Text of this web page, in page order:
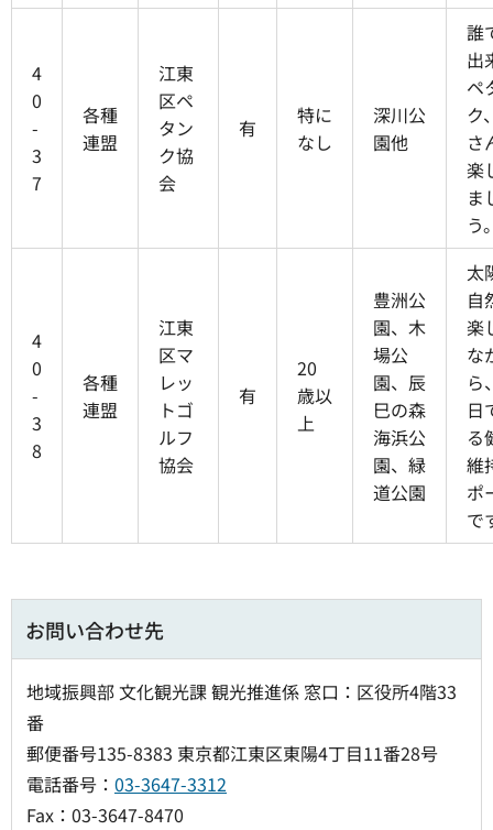
4
0
-
3
7
各種
連盟
江東
区ペ
タン
ク協
会
有
特に
なし
深川公
園他
誰
出
ペ
ク
さ
楽
ま
う
4
0
-
3
8
各種
連盟
江東
区マ
レッ
トゴ
ルフ
協会
有
20
歳以
上
豊洲公
園、木
場公
園、辰
巳の森
海浜公
園、緑
道公園
太
自
楽
な
ら
日
る
維
ポ
で
お問い合わせ先
地域振興部 文化観光課 観光推進係 窓口：区役所4階33
番
郵便番号135-8383 東京都江東区東陽4丁目11番28号
電話番号： 03-3647-3312
Fax：03-3647-8470